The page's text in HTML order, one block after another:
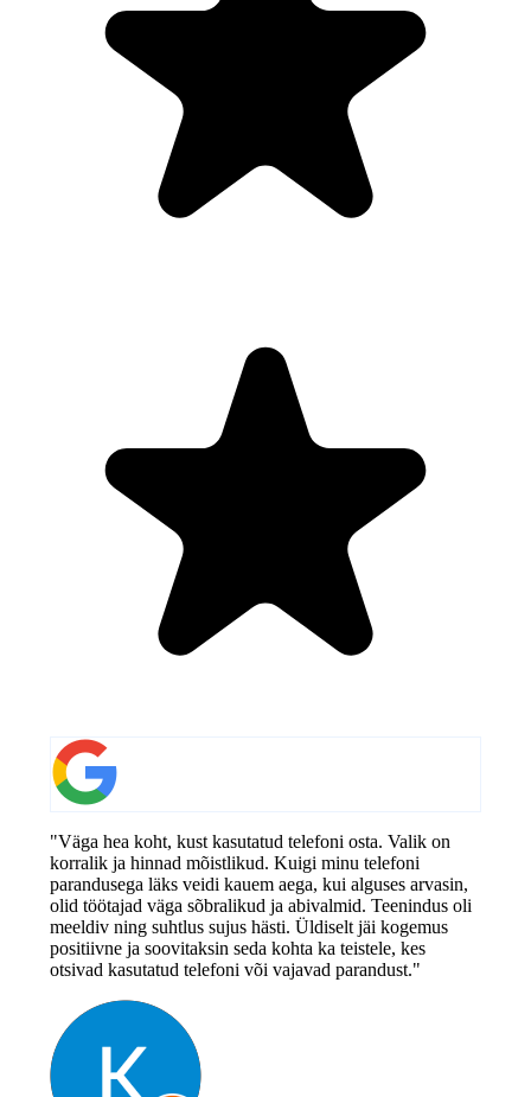
"Väga hea koht, kust kasutatud telefoni osta. Valik on
korralik ja hinnad mõistlikud. Kuigi minu telefoni
parandusega läks veidi kauem aega, kui alguses arvasin,
olid töötajad väga sõbralikud ja abivalmid. Teenindus oli
meeldiv ning suhtlus sujus hästi. Üldiselt jäi kogemus
positiivne ja soovitaksin seda kohta ka teistele, kes
otsivad kasutatud telefoni või vajavad parandust."